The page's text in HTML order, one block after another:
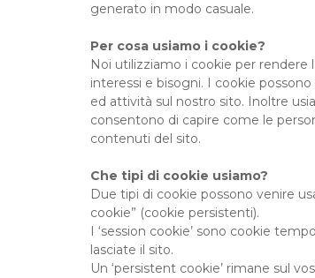
generato in modo casuale.
Per cosa usiamo i cookie?
Noi utilizziamo i cookie per rendere
interessi e bisogni. I cookie
ed attività sul nostro sito. Inoltre
consentono di capire come le
contenuti del sito.
Che tipi di cookie usiamo?
Due tipi di cookie possono venire
cookie” (cookie persistenti).
I ‘session cookie’ sono cookie
lasciate il sito.
Un ‘persistent cookie’ rimane sul